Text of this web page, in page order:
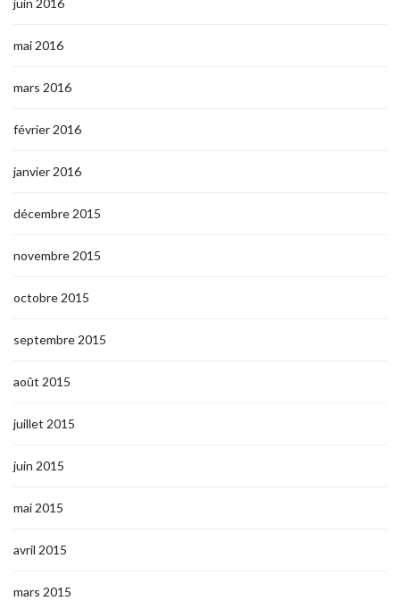
mai 2016
mars 2016
février 2016
janvier 2016
décembre 2015
novembre 2015
octobre 2015
septembre 2015
août 2015
juillet 2015
juin 2015
mai 2015
avril 2015
mars 2015